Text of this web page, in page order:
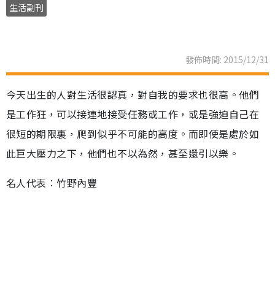
生活副刊
發佈時間: 2015/12/31
今天出生的人對生活很認真，對自我的要求也很高。他們
是工作狂，可以接連地接受任務或工作，或是強迫自己在
很短的期限裏，爬到似乎不可能的高度。而即使是處於如
此巨大壓力之下，他們也不以為然，甚至還引以樂。
名人代表︰竹野內豐